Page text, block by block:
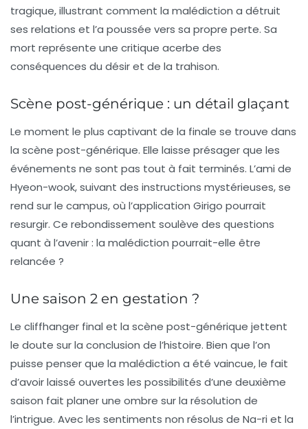
tragique, illustrant comment la malédiction a détruit
ses relations et l’a poussée vers sa propre perte. Sa
mort représente une critique acerbe des
conséquences du désir et de la trahison.
Scène post-générique : un détail glaçant
Le moment le plus captivant de la finale se trouve dans
la scène post-générique. Elle laisse présager que les
événements ne sont pas tout à fait terminés. L’ami de
Hyeon-wook, suivant des instructions mystérieuses, se
rend sur le campus, où l’application Girigo pourrait
resurgir. Ce rebondissement soulève des questions
quant à l’avenir : la malédiction pourrait-elle être
relancée ?
Une saison 2 en gestation ?
Le cliffhanger final et la scène post-générique jettent
le doute sur la conclusion de l’histoire. Bien que l’on
puisse penser que la malédiction a été vaincue, le fait
d’avoir laissé ouvertes les possibilités d’une deuxième
saison fait planer une ombre sur la résolution de
l’intrigue. Avec les sentiments non résolus de Na-ri et la